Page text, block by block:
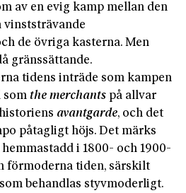
av en evig kamp mellan den
vinststrävande
de övriga kasterna. Men
gränssättande.
tidens inträde som kampen
som the merchants på allvar
avantgarde, och det
påtagligt höjs. Det märks
i 1800- och 1900-
förmoderna tiden, särskilt
behandlas styvmoderligt.